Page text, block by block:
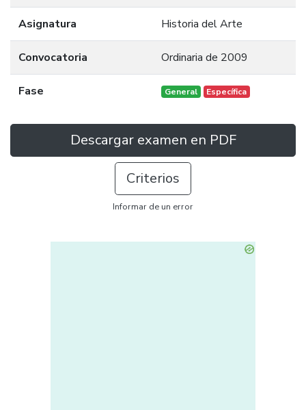
Asignatura Historia del Arte
Convocatoria Ordinaria de 2009
Fase General Específica
Descargar examen en PDF
Criterios
Informar de un error